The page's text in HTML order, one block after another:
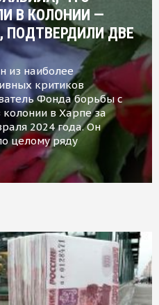
В КОЛОНИИ —
ПОДТВЕРДИЛИ ДВЕ
из наиболее
критиков
Фонда борьбы с
колонии в Харпе за
2024 года. Он
целому ряду